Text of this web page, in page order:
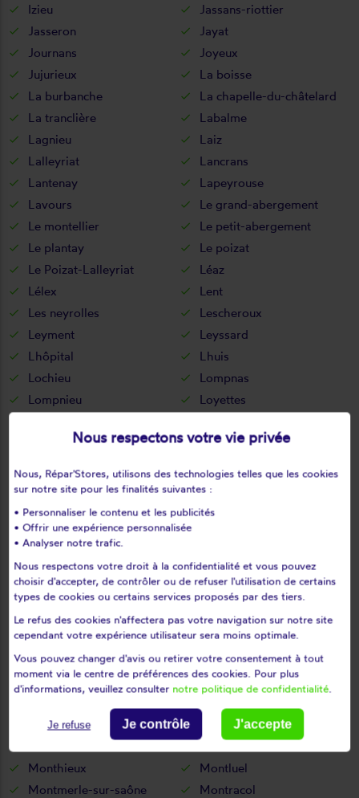
Izieu
Jassans-riottier
Jasseron
Jayat
Journans
Joyeux
Jujurieux
La boisse
La burbanche
La chapelle-du-châtelard
La tranclière
Labalme
Lagnieu
Laiz
Lalleyriat
Lancrans
Lantenay
Lapeyrouse
Lavours
Le grand-abergement
Le montellier
Le petit-abergement
Le plantay
Le poizat
Le Poizat-Lalleyriat
Léaz
Lélex
Lent
Les neyrolles
Lescheroux
Leyment
Leyssard
Lhôpital
Lhuis
Lochieu
Lompnas
Lompnieu
Loyettes
L'abergement-de-varey
Magnieu
Mantenay-montlin
Manziat
Marboz
Marchamp
Marignieu
Marsonnas
Massieux
Massignieu-de-rives
Matafelon-granges
Meillonnas
Mérignat
Messimy-sur-saône
Meximieux
Mézériat
Mijoux
Mionnay
Miribel
Misérieux
Montagnieu
Montanges
Monthieux
Montluel
Montmerle-sur-saône
Montracol
Nous respectons votre vie privée
Nous, Répar'Stores, utilisons des technologies telles que les cookies
sur notre site pour les finalités suivantes :
• Personnaliser le contenu et les publicités
• Offrir une expérience personnalisée
• Analyser notre trafic.
Nous respectons votre droit à la confidentialité et vous pouvez
choisir d'accepter, de contrôler ou de refuser l'utilisation de certains
types de cookies ou certains services proposés par des tiers.
Le refus des cookies n'affectera pas votre navigation sur notre site
cependant votre expérience utilisateur sera moins optimale.
Vous pouvez changer d'avis ou retirer votre consentement à tout
moment via le centre de préférences des cookies. Pour plus
d'informations, veuillez consulter notre politique de confidentialité.
Je refuse Je contrôle J'accepte